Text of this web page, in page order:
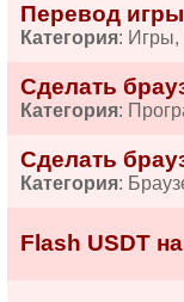
Перевод
Категория: Игры,
Сделать
Категория:
Сделать
Категория:
Flash USDT